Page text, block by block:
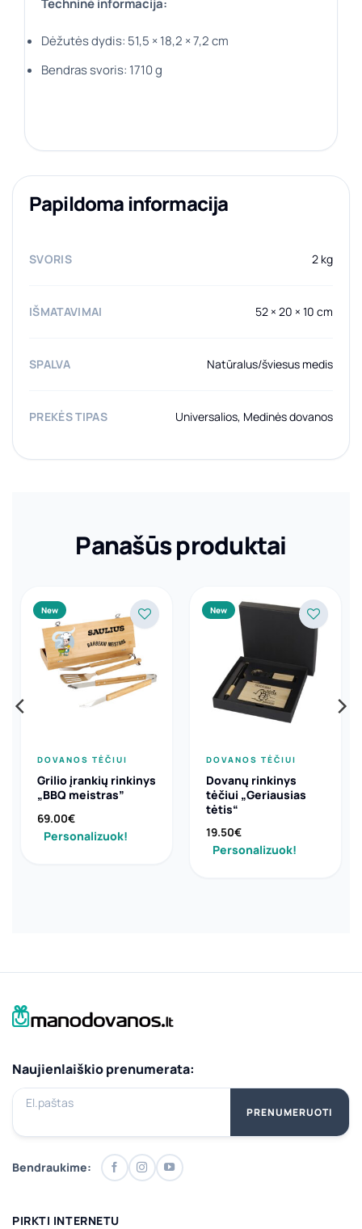
Dėžutės dydis: 51,5 × 18,2 × 7,2 cm
Bendras svoris: 1710 g
Papildoma informacija
SVORIS 2 kg
IŠMATAVIMAI 52 × 20 × 10 cm
SPALVA Natūralus/šviesus medis
PREKĖS TIPAS Universalios, Medinės dovanos
Panašūs produktai
New
DOVANOS TĖČIUI
Grilio įrankių rinkinys
„BBQ meistras”
69.00€
Personalizuok!
New
DOVANOS TĖČIUI
Dovanų rinkinys
tėčiui „Geriausias
tėtis“
19.50€
Personalizuok!
Naujienlaiškio prenumerata:
El.paštas
PRENUMERUOTI
Bendraukime:
PIRKTI INTERNETU